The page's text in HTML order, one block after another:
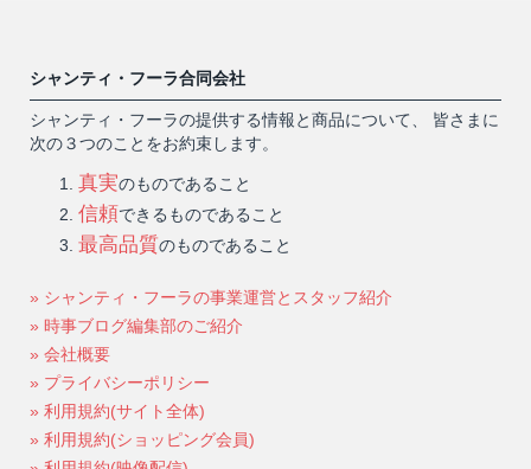
シャンティ・フーラ合同会社
シャンティ・フーラの提供する情報と商品について、 皆さまに
次の３つのことをお約束します。
真実のものであること
信頼できるものであること
最高品質のものであること
» シャンティ・フーラの事業運営とスタッフ紹介
» 時事ブログ編集部のご紹介
» 会社概要
» プライバシーポリシー
» 利用規約(サイト全体)
» 利用規約(ショッピング会員)